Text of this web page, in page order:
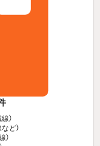
）
など）
）